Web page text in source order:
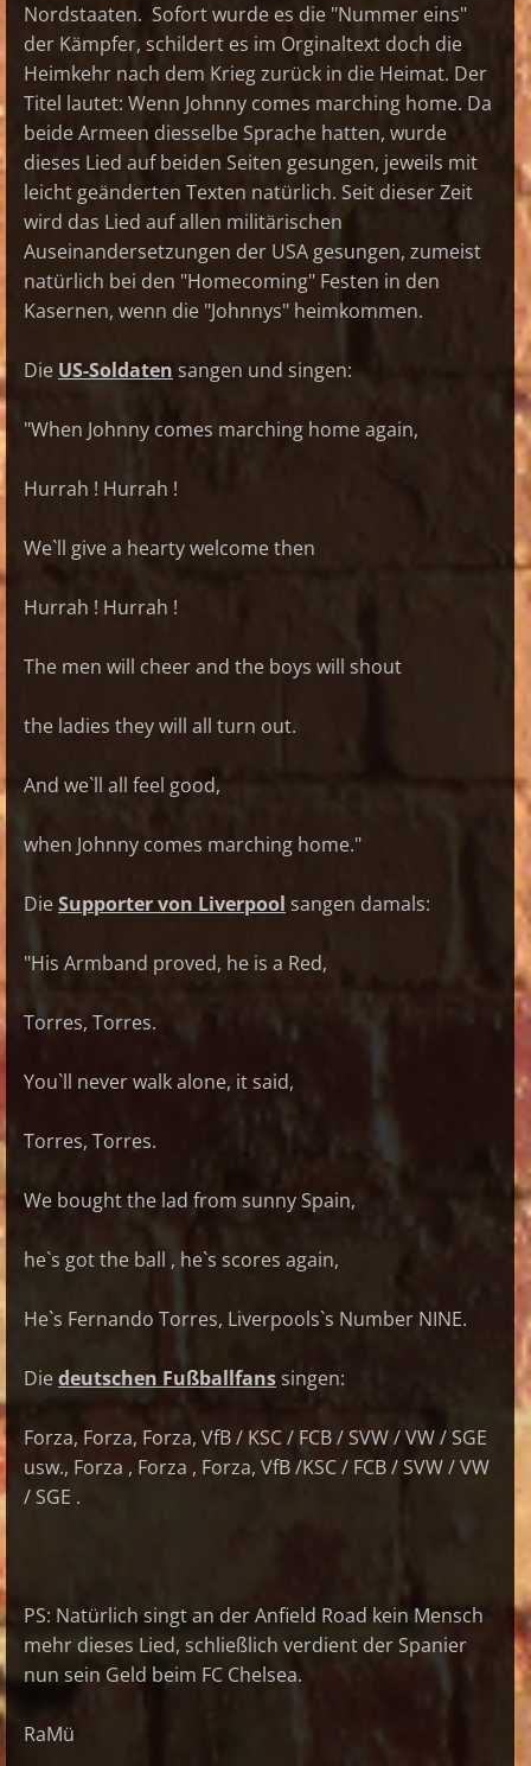
Nordstaaten. Sofort wurde es die "Nummer eins"
der Kämpfer, schildert es im Orginaltext doch die
Heimkehr nach dem Krieg zurück in die Heimat. Der
Titel lautet: Wenn Johnny comes marching home. Da
beide Armeen diesselbe Sprache hatten, wurde
dieses Lied auf beiden Seiten gesungen, jeweils mit
leicht geänderten Texten natürlich. Seit dieser Zeit
wird das Lied auf allen militärischen
Auseinandersetzungen der USA gesungen, zumeist
natürlich bei den "Homecoming" Festen in den
Kasernen, wenn die "Johnnys" heimkommen.
Die US-Soldaten sangen und singen:
"When Johnny comes marching home again,
Hurrah ! Hurrah !
We`ll give a hearty welcome then
Hurrah ! Hurrah !
The men will cheer and the boys will shout
the ladies they will all turn out.
And we`ll all feel good,
when Johnny comes marching home."
DieSupporter von Liverpool sangen damals:
"His Armband proved, he is a Red,
Torres, Torres.
You`ll never walk alone, it said,
Torres, Torres.
We bought the lad from sunny Spain,
he`s got the ball , he`s scores again,
He`s Fernando Torres, Liverpools`s Number NINE.
Diedeutschen Fußballfanssingen:
Forza, Forza, Forza, VfB / KSC / FCB / SVW / VW / SGE
usw., Forza , Forza , Forza, VfB /KSC / FCB / SVW / VW
/ SGE .
PS: Natürlich singt an der Anfield Road kein Mensch
mehr dieses Lied, schließlich verdient der Spanier
nun sein Geld beim FC Chelsea.
RaMü